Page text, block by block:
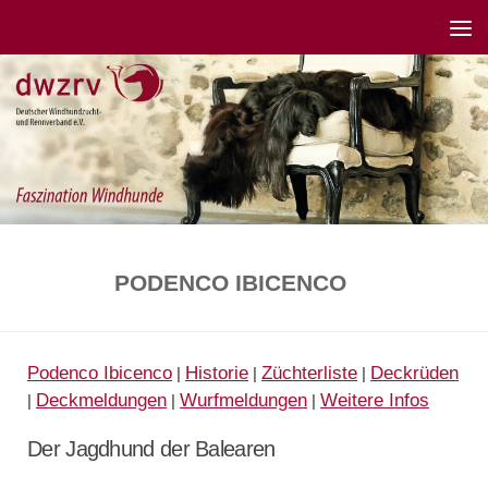
PODENCO IBICENCO
Podenco Ibicenco | Historie | Züchterliste | Deckrüden
| Deckmeldungen | Wurfmeldungen | Weitere Infos
Der Jagdhund der Balearen